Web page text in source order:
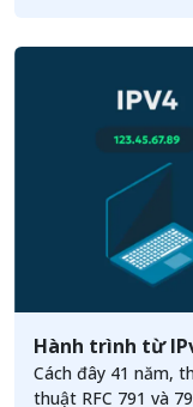
Hành trình từ
Cách đây 41 năm,
thuật RFC 791 và